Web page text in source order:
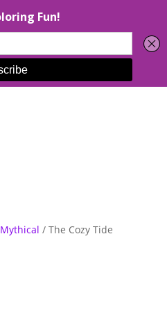
Mythical / The Cozy Tide